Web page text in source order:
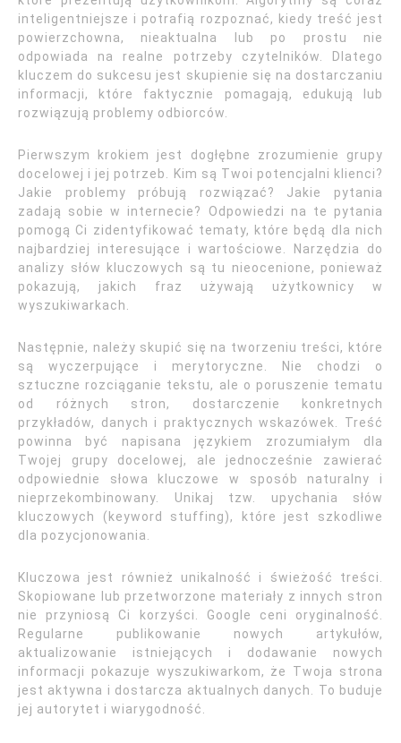
inteligentniejsze i potrafią rozpoznać, kiedy treść jest
powierzchowna, nieaktualna lub po prostu nie
odpowiada na realne potrzeby czytelników. Dlatego
kluczem do sukcesu jest skupienie się na dostarczaniu
informacji, które faktycznie pomagają, edukują lub
rozwiązują problemy odbiorców.
Pierwszym krokiem jest dogłębne zrozumienie grupy
docelowej i jej potrzeb. Kim są Twoi potencjalni klienci?
Jakie problemy próbują rozwiązać? Jakie pytania
zadają sobie w internecie? Odpowiedzi na te pytania
pomogą Ci zidentyfikować tematy, które będą dla nich
najbardziej interesujące i wartościowe. Narzędzia do
analizy słów kluczowych są tu nieocenione, ponieważ
pokazują, jakich fraz używają użytkownicy w
wyszukiwarkach.
Następnie, należy skupić się na tworzeniu treści, które
są wyczerpujące i merytoryczne. Nie chodzi o
sztuczne rozciąganie tekstu, ale o poruszenie tematu
od różnych stron, dostarczenie konkretnych
przykładów, danych i praktycznych wskazówek. Treść
powinna być napisana językiem zrozumiałym dla
Twojej grupy docelowej, ale jednocześnie zawierać
odpowiednie słowa kluczowe w sposób naturalny i
nieprzekombinowany. Unikaj tzw. upychania słów
kluczowych (keyword stuffing), które jest szkodliwe
dla pozycjonowania.
Kluczowa jest również unikalność i świeżość treści.
Skopiowane lub przetworzone materiały z innych stron
nie przyniosą Ci korzyści. Google ceni oryginalność.
Regularne publikowanie nowych artykułów,
aktualizowanie istniejących i dodawanie nowych
informacji pokazuje wyszukiwarkom, że Twoja strona
jest aktywna i dostarcza aktualnych danych. To buduje
jej autorytet i wiarygodność.